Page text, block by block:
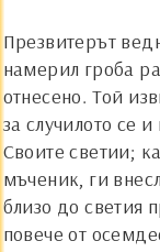
Презвитерът
намерил гроба
отнесено. Той
за случилото се
Своите светии;
мъченик, ги
близо до светия
повече от